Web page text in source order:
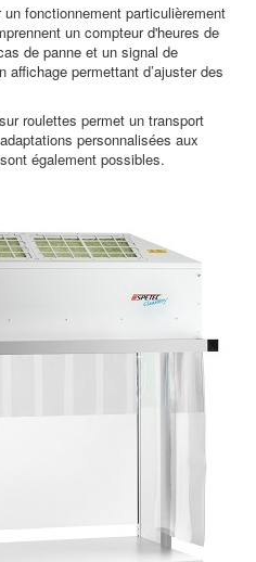
fonctionnement particulièrement
un compteur d'heures de
de panne et un signal de
permettant d’ajuster des
sur roulettes permet un transport
personnalisées aux
sont également possibles.